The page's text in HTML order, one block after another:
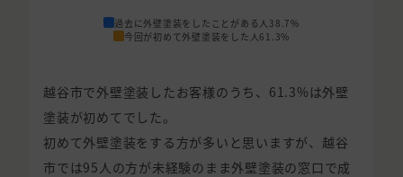
過去に外壁塗装をしたことがある人 38.7%
今回が初めて外壁塗装をした人61.3%
越谷市で外壁塗装したお客様のうち、61.3%は外壁
塗装が初めてでした。
初めて外壁塗装をする方が多いと思いますが、越谷
市では95人の方が未経験のまま外壁塗装の窓口で成